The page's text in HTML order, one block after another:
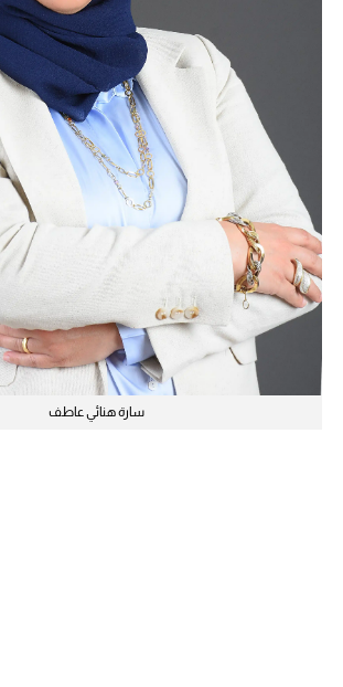
سارة هنائي عاطف